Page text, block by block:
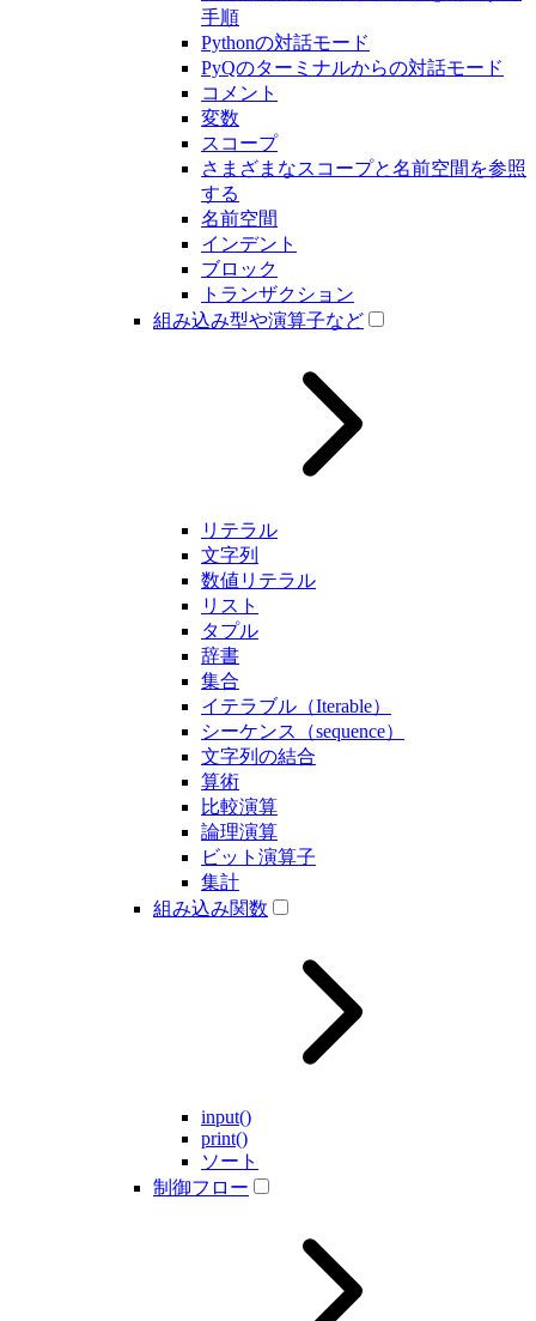
手順
Pythonの対話モード
PyQのターミナルからの対話モード
コメント
変数
スコープ
さまざまなスコープと名前空間を参照
する
名前空間
インデント
ブロック
トランザクション
組み込み型や演算子など
リテラル
文字列
数値リテラル
リスト
タプル
辞書
集合
イテラブル（Iterable）
シーケンス（sequence）
文字列の結合
算術
比較演算
論理演算
ビット演算子
集計
組み込み関数
input()
print()
ソート
制御フロー